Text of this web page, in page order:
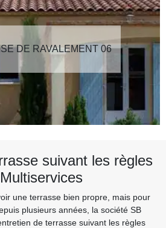
DE RAVALEMENT 06
suivant les règles
une terrasse bien propre, mais pour
plusieurs années, la société SB
de terrasse suivant les règles